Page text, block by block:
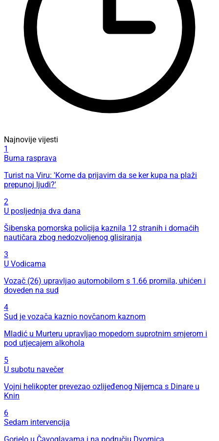
Najnovije vijesti
1
Burna rasprava
Turist na Viru: 'Kome da prijavim da se ker kupa na plaži
prepunoj ljudi?'
2
U posljednja dva dana
Šibenska pomorska policija kaznila 12 stranih i domaćih
nautičara zbog nedozvoljenog glisiranja
3
U Vodicama
Vozač (26) upravljao automobilom s 1.66 promila, uhićen i
doveden na sud
4
Sud je vozača kaznio novčanom kaznom
Mladić u Murteru upravljao mopedom suprotnim smjerom i
pod utjecajem alkohola
5
U subotu navečer
Vojni helikopter prevezao ozlijeđenog Nijemca s Dinare u
Knin
6
Sedam intervencija